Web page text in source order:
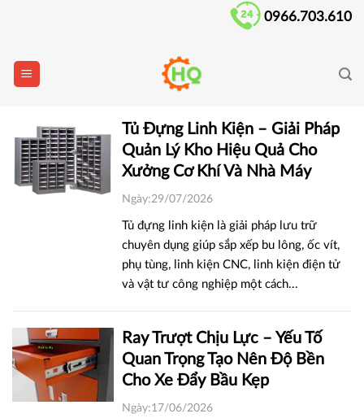
0966.703.610
Tủ Đựng Linh Kiện – Giải Pháp
Quản Lý Kho Hiệu Quả Cho
Xưởng Cơ Khí Và Nhà Máy
Ngày:29/07/2026
Tủ đựng linh kiện là giải pháp lưu trữ
chuyên dụng giúp sắp xếp bu lông, ốc vít,
phụ tùng, linh kiện CNC, linh kiện điện tử
và vật tư công nghiệp một cách...
Ray Trượt Chịu Lực – Yếu Tố
Quan Trọng Tạo Nên Độ Bền
Cho Xe Đẩy Bầu Kẹp
Ngày:17/06/2026